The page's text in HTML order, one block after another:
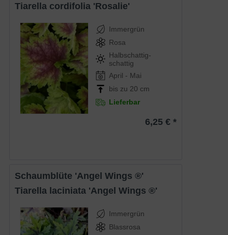
Tiarella cordifolia 'Rosalie'
Immergrün
Rosa
Halbschattig-
schattig
April - Mai
bis zu 20 cm
Lieferbar
6,25 € *
Schaumblüte 'Angel Wings ®'
Tiarella laciniata 'Angel Wings ®'
Immergrün
Blassrosa